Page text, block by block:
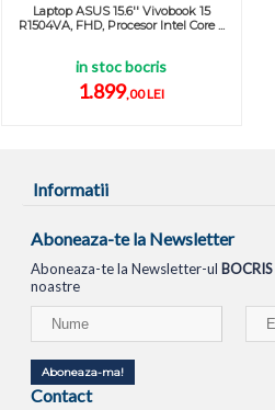
Laptop ASUS 15.6'' Vivobook 15
R1504VA, FHD, Procesor Intel Core ...
in stoc bocris
1.899,00 LEI
Informatii
Aboneaza-te la Newsletter
Aboneaza-te la Newsletter-ul BOCRIS
noastre
Aboneaza-ma!
Contact